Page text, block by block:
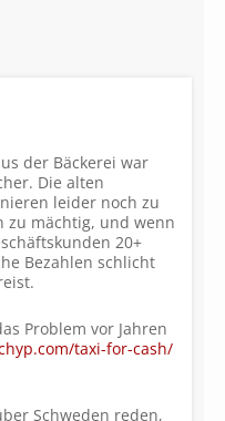
der Bäckerei war
Die alten
leider noch zu
zu mächtig, und wenn
20+
Bezahlen schlicht
Problem vor Jahren
taxi-for-cash/
Schweden reden,